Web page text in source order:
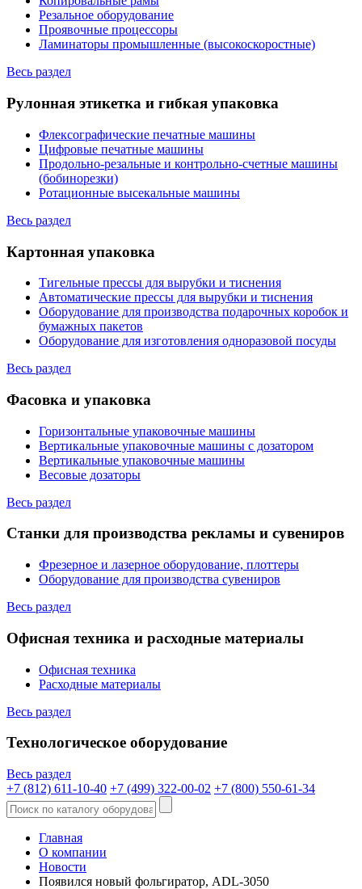
Резальное оборудование
Проявочные процессоры
Ламинаторы промышленные (высокоскоростные)
Весь раздел
Рулонная этикетка и гибкая упаковка
Флексографические печатные машины
Цифровые печатные машины
Продольно-резальные и контрольно-счетные машины
(бобинорезки)
Ротационные высекальные машины
Весь раздел
Картонная упаковка
Тигельные прессы для вырубки и тиснения
Автоматические прессы для вырубки и тиснения
Оборудование для производства подарочных коробок и
бумажных пакетов
Оборудование для изготовления одноразовой посуды
Весь раздел
Фасовка и упаковка
Горизонтальные упаковочные машины
Вертикальные упаковочные машины с дозатором
Вертикальные упаковочные машины
Весовые дозаторы
Весь раздел
Станки для производства рекламы и сувениров
Фрезерное и лазерное оборудование, плоттеры
Оборудование для производства сувениров
Весь раздел
Офисная техника и расходные материалы
Офисная техника
Расходные материалы
Весь раздел
Технологическое оборудование
Весь раздел
+7 (812) 611-10-40 +7 (499) 322-00-02 +7 (800) 550-61-34
Главная
О компании
Новости
Появился новый фольгиратор, ADL-3050